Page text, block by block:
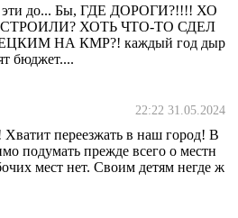
эти до... Бы, ГДЕ ДОРОГИ?!!!! ХО
ХОТЬ ЧТО-ТО СДЕЛ
НА КМР?! каждый год дыр
бюджет....
22:22 31.05.2024
Хватит переезжать в наш город! В
подумать прежде всего о местн
мест нет. Своим детям негде ж